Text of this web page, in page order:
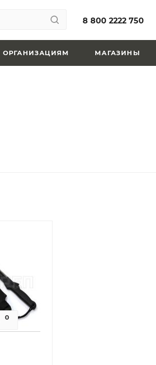
8 800 2222 750
ОРГАНИЗАЦИЯМ МАГАЗИНЫ
0 0